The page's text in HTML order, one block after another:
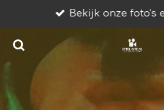
direct
naar
hoofdinhoud
Bekijk onze foto's